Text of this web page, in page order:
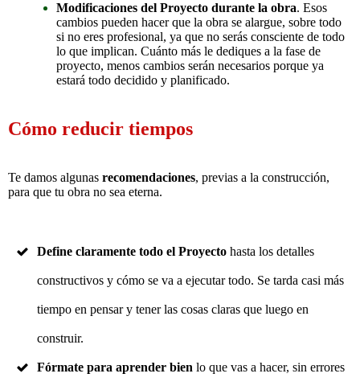
Modificaciones del Proyecto durante la obra. Esos
cambios pueden hacer que la obra se alargue, sobre todo
si no eres profesional, ya que no serás consciente de todo
lo que implican. Cuánto más le dediques a la fase de
proyecto, menos cambios serán necesarios porque ya
estará todo decidido y planificado.
Cómo reducir tiempos
Te damos algunas recomendaciones, previas a la construcción,
para que tu obra no sea eterna.
Define claramente todo el Proyecto hasta los detalles
constructivos y cómo se va a ejecutar todo. Se tarda casi más
tiempo en pensar y tener las cosas claras que luego en
construir.
Fórmate para aprender bien lo que vas a hacer, sin errores